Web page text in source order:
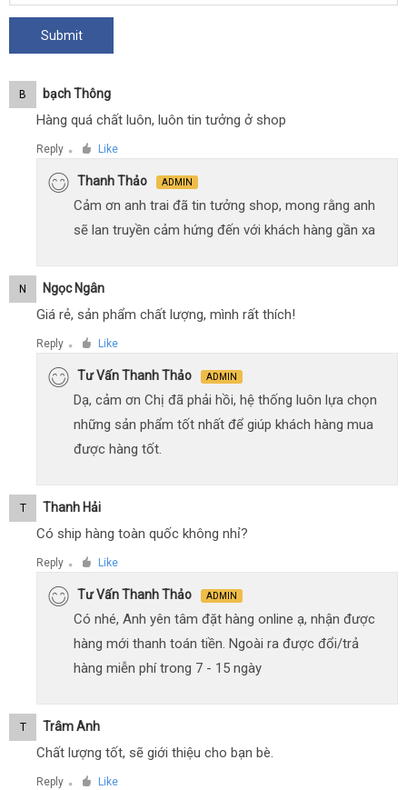
B Bạch Thông
Hàng quá chất luôn, luôn tin tưởng ở shop
Reply ● Like
Thanh Thảo ADMIN
Cảm ơn anh trai đã tin tưởng shop, mong rằng anh
sẽ lan truyền cảm hứng đến với khách hàng gần xa
N Ngọc Ngân
Giá rẻ, sản phẩm chất lượng, mình rất thích!
Reply ● Like
Tư Vấn Thanh Thảo ADMIN
Dạ, cảm ơn Chị đã phải hồi, hệ thống luôn lựa chọn
những sản phẩm tốt nhất để giúp khách hàng mua
được hàng tốt.
T Thanh Hải
Có ship hàng toàn quốc không nhỉ?
Reply ● Like
Tư Vấn Thanh Thảo ADMIN
Có nhé, Anh yên tâm đặt hàng online ạ, nhận được
hàng mới thanh toán tiền. Ngoài ra được đổi/trả
hàng miễn phí trong 7 - 15 ngày
T Trâm Anh
Chất lượng tốt, sẽ giới thiệu cho bạn bè.
Reply ● Like